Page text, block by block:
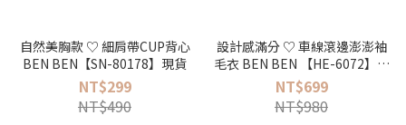
自然美胸款 ♡ 細肩帶CUP背心
BEN BEN【SN-80178】現貨
NT$299
NT$490
設計感滿分 ♡ 車線滾邊澎澎袖
毛衣 BEN BEN 【HE-6072】現
貨
NT$699
NT$980